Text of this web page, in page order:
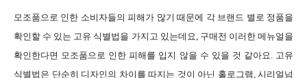
모조품으로 인한 소비자들의 피해가 많기 때문에 각 브랜드 별로 정품을
확인할 수 있는 고유 식별법을 가지고 있는데요, 구매전 이러한 메뉴얼을
확인한다면 모조품으로 인한 피해를 입지 않을 수 있을 것 같아요. 고유
식별법은 단순히 디자인의 차이를 따지는 것이 아닌 홀로그램, 시리얼넘